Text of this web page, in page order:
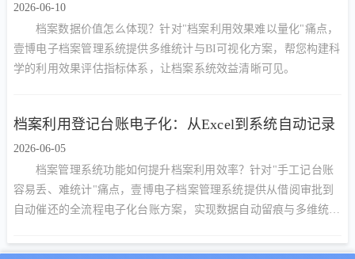
2026-06-10
档案数据价值怎么体现？针对"档案利用效果难以量化"痛点，
壹博电子档案管理系统提供多维统计与BI可视化方案，帮您构建科
学的利用效果评估指标体系，让档案系统效益清晰可见。
档案利用登记台账电子化：从Excel到系统自动记录
2026-06-05
档案管理系统功能如何提升档案利用效率？针对"手工记台账
容易丢、难统计"痛点，壹博电子档案管理系统提供从借阅审批到
自动催还的全流程电子化台账方案，实现数据自动留痕与多维统